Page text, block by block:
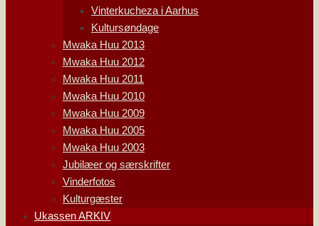
Vinterkucheza i Aarhus
Kultursøndage
Mwaka Huu 2013
Mwaka Huu 2012
Mwaka Huu 2011
Mwaka Huu 2010
Mwaka Huu 2009
Mwaka Huu 2005
Mwaka Huu 2003
Jubilæer og særskrifter
Vinderfotos
Kulturgæster
Ukassen ARKIV